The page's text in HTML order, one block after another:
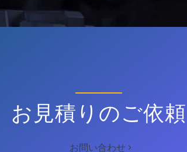
お見積りのご依頼
お問い合わせ